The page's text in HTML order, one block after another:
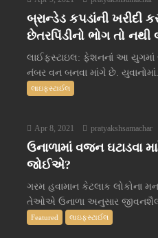
બ્રાન્ડેડ કપડાંની ખરીદી
છેતરપિંડીનો ભોગ તો નથી
લાઈફસ્ટાઇલ: ફેશનનાં આ
નંબર વન બનવા માંગે છે.
લાઇફસ્ટાઈલ
Apr 8, 2021 pratyakshsamachar
ઉનાળામાં વજન ઘટાડવા
જોઈએ?
ગરમ હવામાન કેટલાક લોકોના
તેઓએ ઉનાળા અનુસાર
Featured લાઇફસ્ટાઈલ